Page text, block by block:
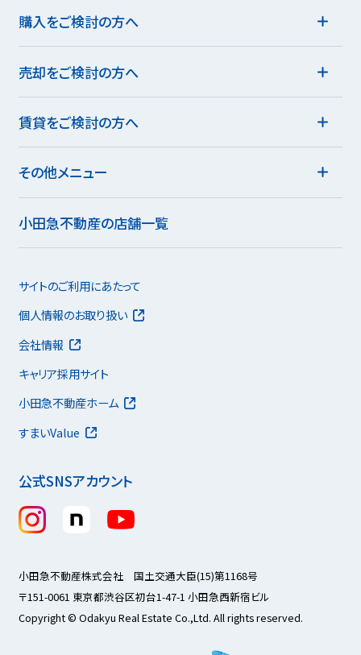
購入をご検討の方へ
売却をご検討の方へ
賃貸をご検討の方へ
その他メニュー
小田急不動産の店舗一覧
公式SNSアカウント
サイトのご利用にあたって
個人情報のお取り扱い
会社情報
キャリア採用サイト
小田急不動産ホーム
すまいValue
小田急不動産株式会社 国土交通大臣(15)第1168号
〒151-0061 東京都渋谷区初台1-47-1 小田急西新宿ビル
Copyright © Odakyu Real Estate Co.,Ltd. All rights reserved.